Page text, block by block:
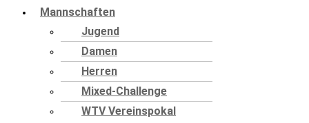
Mannschaften
Jugend
Damen
Herren
Mixed-Challenge
WTV Vereinspokal